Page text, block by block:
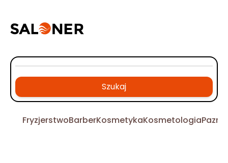
Szukaj
FryzjerstwoBarberKosmetykaKosmetologia